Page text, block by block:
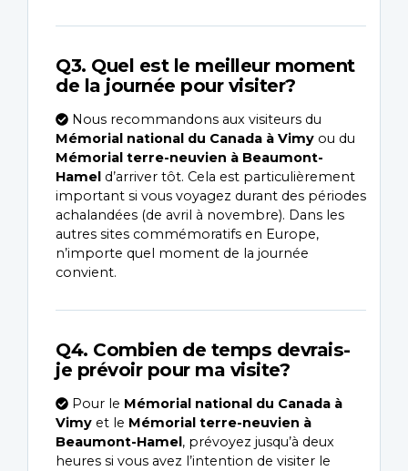
Q3. Quel est le meilleur moment
de la journée pour visiter?
Nous recommandons aux visiteurs du
Mémorial national du Canada à Vimy ou du
Mémorial terre-neuvien à Beaumont-
Hamel d’arriver tôt. Cela est particulièrement
important si vous voyagez durant des périodes
achalandées (de avril à novembre). Dans les
autres sites commémoratifs en Europe,
n’importe quel moment de la journée
convient.
Q4. Combien de temps devrais-
je prévoir pour ma visite?
Pour le Mémorial national du Canada à
Vimy et le Mémorial terre-neuvien à
Beaumont-Hamel , prévoyez jusqu’à deux
heures si vous avez l’intention de visiter le